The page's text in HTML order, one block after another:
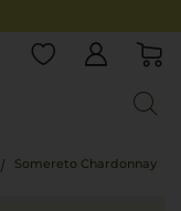
Somereto Chardonnay